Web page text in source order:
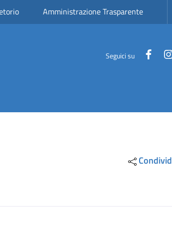
Amministrazione Trasparente
Seguici su